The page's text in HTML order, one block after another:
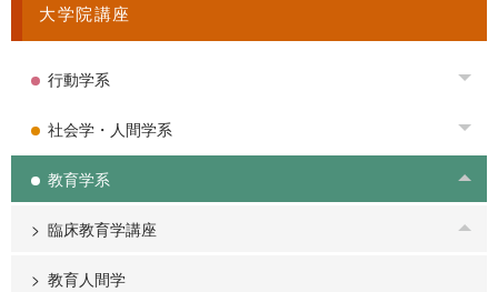
大学院講座
行動学系
社会学・人間学系
教育学系
臨床教育学講座
教育人間学